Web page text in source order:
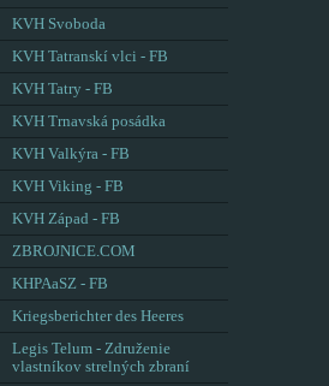
KVH Svoboda
KVH Tatranskí vlci - FB
KVH Tatry - FB
KVH Trnavská posádka
KVH Valkýra - FB
KVH Viking - FB
KVH Západ - FB
ZBROJNICE.COM
KHPAaSZ - FB
Kriegsberichter des Heeres
Legis Telum - Združenie
vlastníkov strelných zbraní